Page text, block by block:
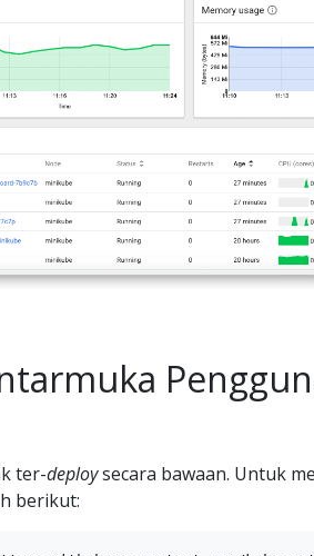
ter-deploysecara bawaan. Untuk
berikut: